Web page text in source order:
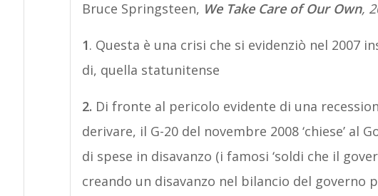
Bruce Springsteen, We Take Care of Our Own,
1. Questa è una crisi che si evidenziò nel 2007
di, quella statunitense
2. Di fronte al pericolo evidente di una
derivare, il G-20 del novembre 2008 ‘chiese’ al
di spese in disavanzo (i famosi ‘soldi che il
creando un disavanzo nel bilancio del governo